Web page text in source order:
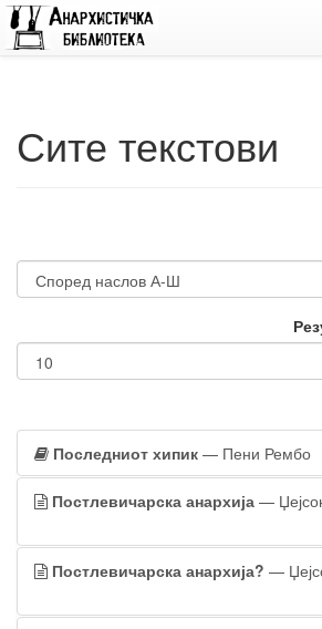
Сите текстови
Последниот хипик — Пени Рембо
Постлевичарска анархија —
Постлевичарска анархија? —